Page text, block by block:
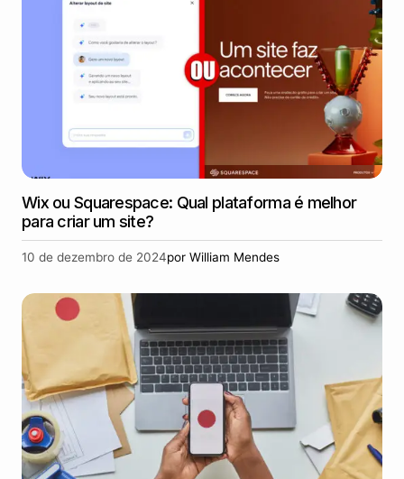
Wix ou Squarespace: Qual plataforma é melhor
para criar um site?
10 de dezembro de 2024por William Mendes